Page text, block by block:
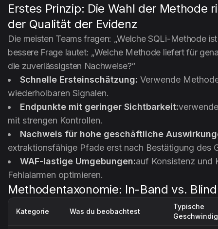
Erstes Prinzip: Die Wahl der Methode
der Qualität der Evidenz
Die meisten Teams fragen: „Welche SQLi-Methode
bessere Frage lautet: „Welche Methode liefert für
die zuverlässigsten Nachweise?“
Schnelle Ersteinschätzung: Verwende
wiederholbaren Signalen.
Endpunkte mit geringer Sichtbarkeit:
mit strengen Kontrollen.
Nachweis für hohe geschäftliche
extraktionsfähige Pfade erst nach Bestätigung des
WAF-lastige Umgebungen:auf Konsistenz und
Fehlalarmen optimieren.
Methodentaxonomie: In-Band vs.
Kategorie Was du beobachtest
Typische